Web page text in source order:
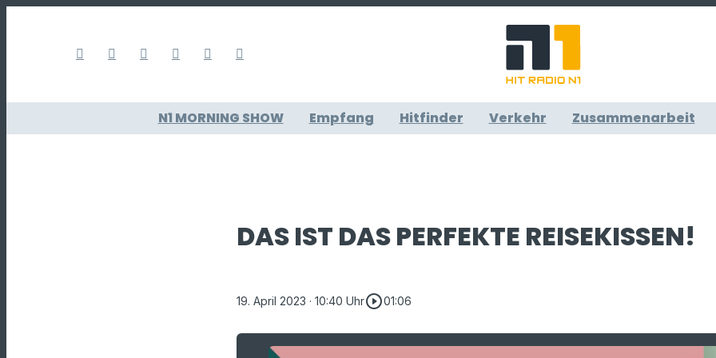
N1 MORNING SHOW Empfang Hitfinder Verkehr Zusammenarbeit
DAS IST DAS PERFEKTE REISEKISSEN!
19. April 2023 · 10:40 Uhrplay_circle_outline01:06